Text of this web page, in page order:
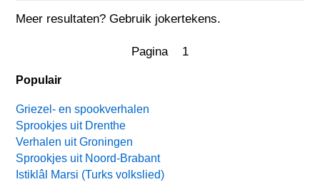
Meer resultaten? Gebruik jokertekens.
Pagina 1
Populair
Griezel- en spookverhalen
Sprookjes uit Drenthe
Verhalen uit Groningen
Sprookjes uit Noord-Brabant
Istiklâl Marsi (Turks volkslied)